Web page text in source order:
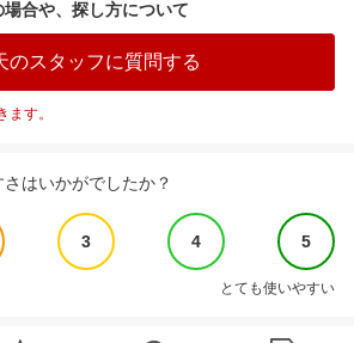
合や、探し方について
のスタッフに質問する
す。
はいかがでしたか？
3 4 5
とても使いやすい